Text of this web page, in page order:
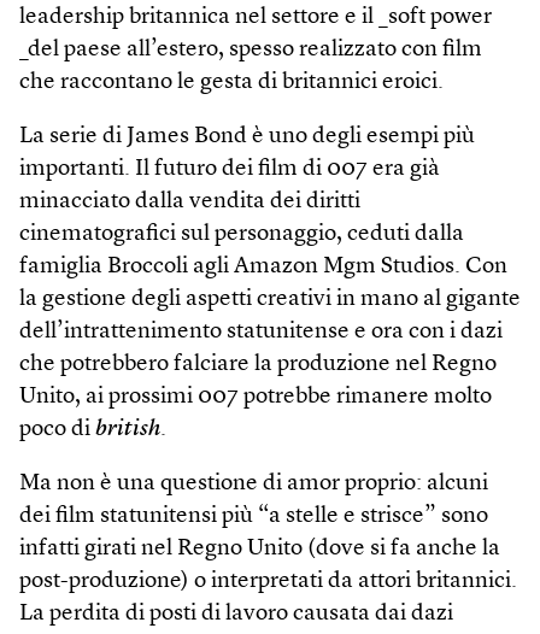
leadership britannica nel settore e il _soft power
_del paese all’estero, spesso realizzato con film
che raccontano le gesta di britannici eroici.
La serie di James Bond è uno degli esempi più
importanti. Il futuro dei film di 007 era già
minacciato dalla vendita dei diritti
cinematografici sul personaggio, ceduti dalla
famiglia Broccoli agli Amazon Mgm Studios. Con
la gestione degli aspetti creativi in mano al gigante
dell’intrattenimento statunitense e ora con i dazi
che potrebbero falciare la produzione nel Regno
Unito, ai prossimi 007 potrebbe rimanere molto
poco di british.
Ma non è una questione di amor proprio: alcuni
dei film statunitensi più “a stelle e strisce” sono
infatti girati nel Regno Unito (dove si fa anche la
post-produzione) o interpretati da attori britannici.
La perdita di posti di lavoro causata dai dazi